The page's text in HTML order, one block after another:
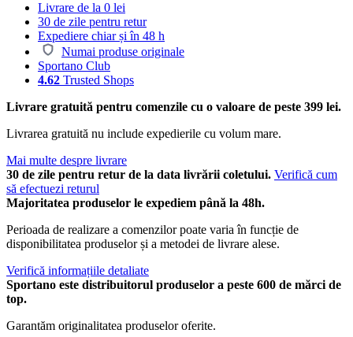
Livrare de la 0 lei
30 de zile pentru retur
Expediere chiar și în 48 h
Numai produse originale
Sportano Club
4.62 Trusted Shops
Livrare gratuită pentru comenzile cu o valoare de peste 399 lei.
Livrarea gratuită nu include expedierile cu volum mare.
Mai multe despre livrare
30 de zile pentru retur de la data livrării coletului. Verifică cum
să efectuezi returul
Majoritatea produselor le expediem până la 48h.
Perioada de realizare a comenzilor poate varia în funcție de
disponibilitatea produselor și a metodei de livrare alese.
Verifică informațiile detaliate
Sportano este distribuitorul produselor a peste 600 de mărci de
top.
Garantăm originalitatea produselor oferite.